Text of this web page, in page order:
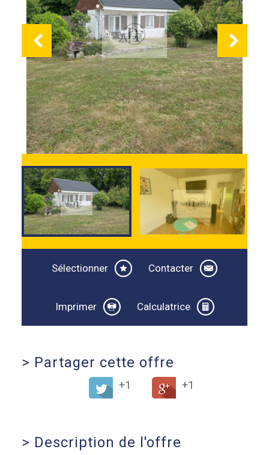
Sélectionner Contacter
Imprimer Calculatrice
> Partager cette offre
+1 +1
> Description de l'offre